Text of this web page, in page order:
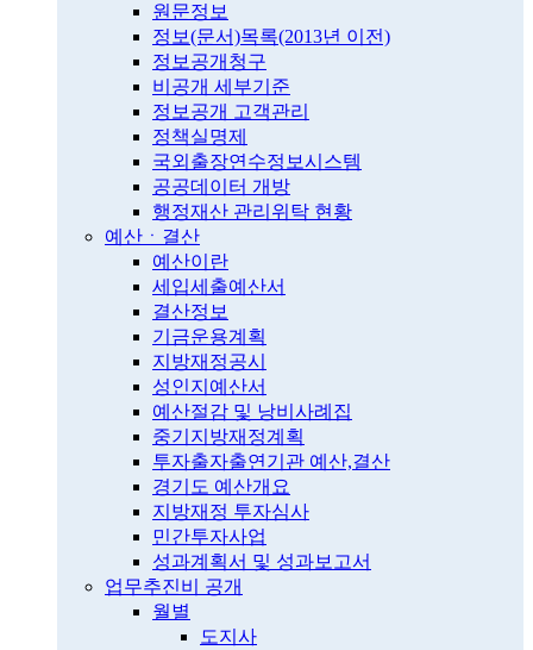
원문정보
정보(문서)목록(2013년 이전)
정보공개청구
비공개 세부기준
정보공개 고객관리
정책실명제
국외출장연수정보시스템
공공데이터 개방
행정재산 관리위탁 현황
예산ㆍ결산
예산이란
세입세출예산서
결산정보
기금운용계획
지방재정공시
성인지예산서
예산절감 및 낭비사례집
중기지방재정계획
투자출자출연기관 예산,결산
경기도 예산개요
지방재정 투자심사
민간투자사업
성과계획서 및 성과보고서
업무추진비 공개
월별
도지사